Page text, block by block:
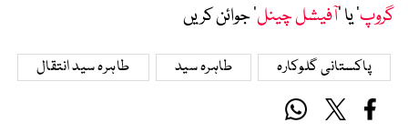
گروپ‘ یا ’آفیشل چینل‘ جوائن کریں
پاکستانی گلوکارہ طاہرہ سید طاہرہ سید انتقال